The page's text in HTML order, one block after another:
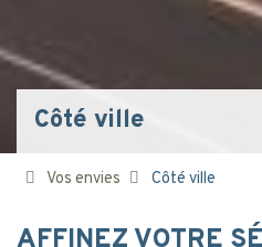
Côté ville
Vos envies Côté ville